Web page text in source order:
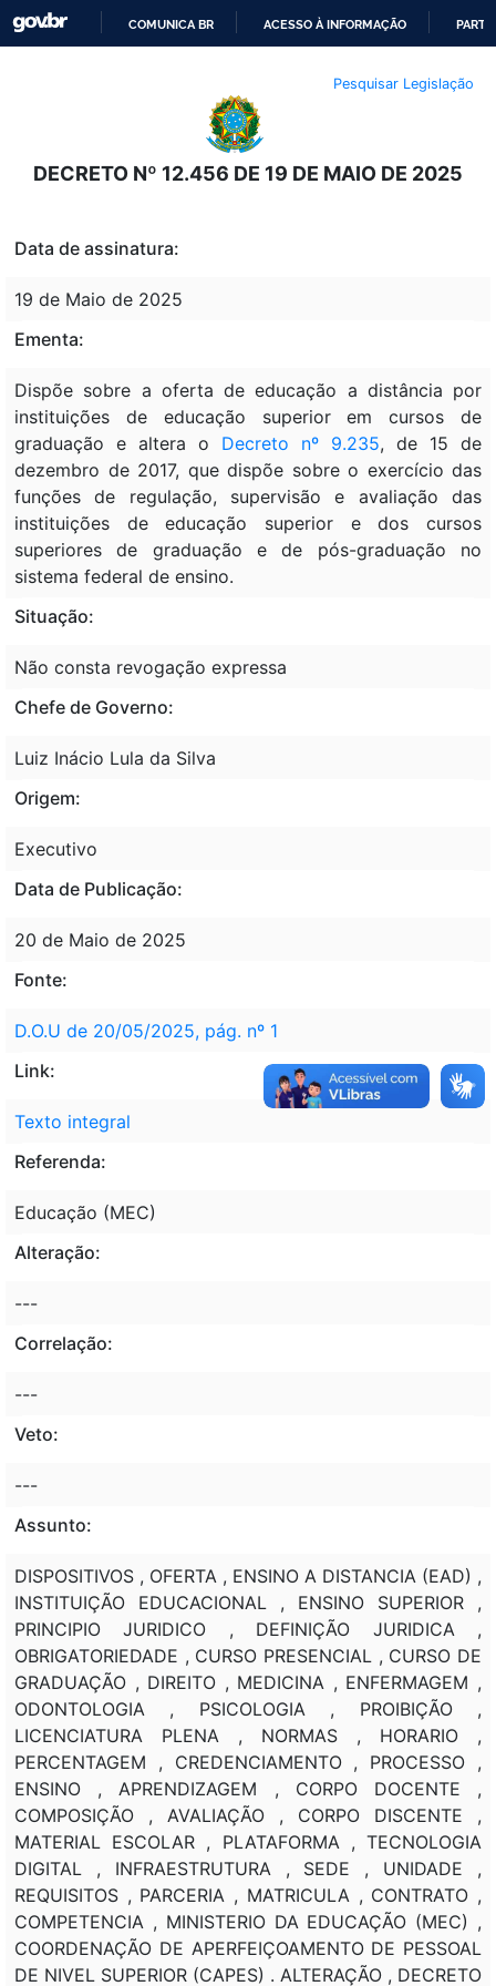
O
CONTEÚDO
COMUNICA BR ACESSO À INFORMAÇÃO
Pesquisar Legislação
DECRETO Nº 12.456 DE 19 DE MAIO DE 2025
Data de assinatura:
19 de Maio de 2025
Ementa:
Dispõe sobre a oferta de educação a distância por
instituições de educação superior em cursos de
graduação e altera o Decreto nº 9.235, de 15 de
dezembro de 2017, que dispõe sobre o exercício das
funções de regulação, supervisão e avaliação das
instituições de educação superior e dos cursos
superiores de graduação e de pós-graduação no
sistema federal de ensino.
Situação:
Não consta revogação expressa
Chefe de Governo:
Luiz Inácio Lula da Silva
Origem:
Executivo
Data de Publicação:
20 de Maio de 2025
Fonte:
D.O.U de 20/05/2025, pág. nº 1
Link:
Texto integral
Referenda:
Educação (MEC)
Alteração:
---
Correlação:
---
Veto:
---
Assunto:
DISPOSITIVOS , OFERTA , ENSINO A DISTANCIA (EAD) ,
INSTITUIÇÃO EDUCACIONAL , ENSINO SUPERIOR ,
PRINCIPIO JURIDICO , DEFINIÇÃO JURIDICA ,
OBRIGATORIEDADE , CURSO PRESENCIAL , CURSO DE
GRADUAÇÃO , DIREITO , MEDICINA , ENFERMAGEM ,
ODONTOLOGIA , PSICOLOGIA , PROIBIÇÃO ,
LICENCIATURA PLENA , NORMAS , HORARIO ,
PERCENTAGEM , CREDENCIAMENTO , PROCESSO ,
ENSINO , APRENDIZAGEM , CORPO DOCENTE ,
COMPOSIÇÃO , AVALIAÇÃO , CORPO DISCENTE ,
MATERIAL ESCOLAR , PLATAFORMA , TECNOLOGIA
DIGITAL , INFRAESTRUTURA , SEDE , UNIDADE ,
REQUISITOS , PARCERIA , MATRICULA , CONTRATO ,
COMPETENCIA , MINISTERIO DA EDUCAÇÃO (MEC) ,
COORDENAÇÃO DE APERFEIÇOAMENTO DE PESSOAL
DE NIVEL SUPERIOR (CAPES) . ALTERAÇÃO , DECRETO